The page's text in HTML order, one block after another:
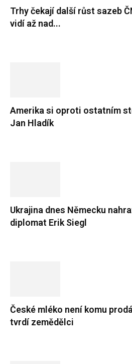
Trhy čekají další růst sazeb
vidí až nad...
Amerika si oproti ostatním
Jan Hladík
Ukrajina dnes Německu
diplomat Erik Siegl
České mléko není komu
tvrdí zemědělci